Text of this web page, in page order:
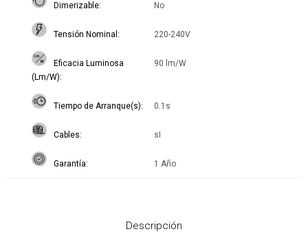
Dimerizable No
Tensión Nominal 220-240V
Eficacia Luminosa
(Lm/W)
90 lm/W
Tiempo de Arranque(s) 0.1s
Cables sI
Garantía 1 Año
Descripción